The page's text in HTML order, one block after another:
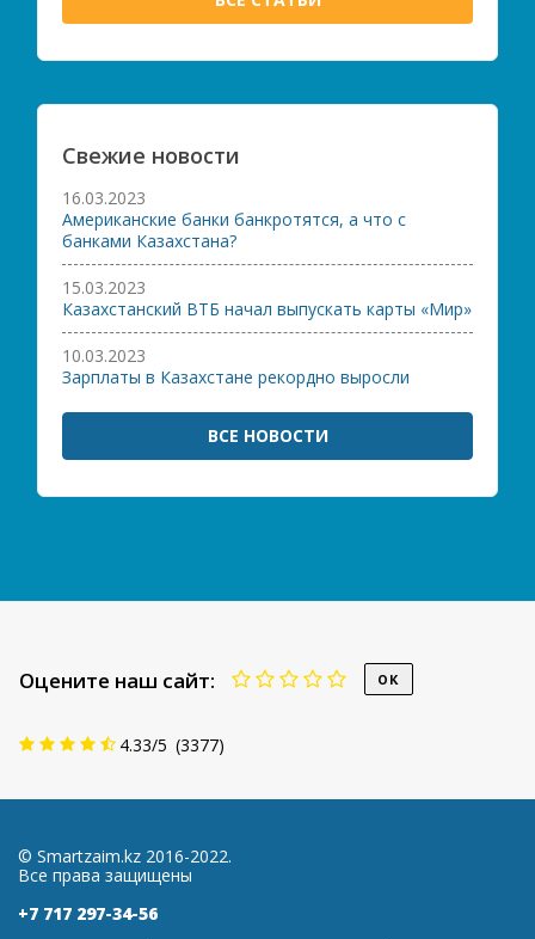
Свежие новости
16.03.2023
Американские банки банкротятся, а что с
банками Казахстана?
15.03.2023
Казахстанский ВТБ начал выпускать карты «Мир»
10.03.2023
Зарплаты в Казахстане рекордно выросли
ВСЕ НОВОСТИ
Оцените наш сайт:
4.33/5 (3377)
© Smartzaim.kz 2016-2022.
Все права защищены
+7 717 297-34-56